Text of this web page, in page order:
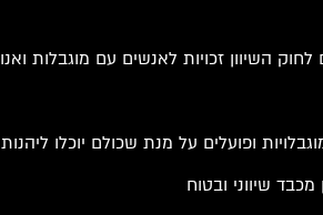
השיוון זכויות לאנשים עם מוגבלות ואנו
ופועלים על מנת שכולם יוכלו ליהנות
שיווני ובטוח